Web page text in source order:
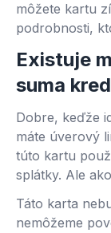
môžete kartu
podrobnosti,
Existuje
suma
Dobre, keďže
máte úverový
túto kartu
splátky. Ale
Táto karta
nemôžeme